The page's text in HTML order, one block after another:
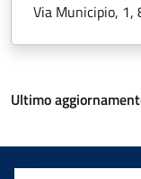
Via Municipio, 1,
Ultimo